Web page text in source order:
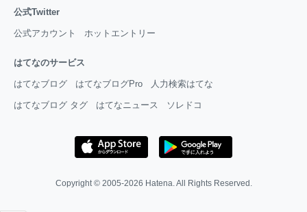
公式Twitter
公式アカウント ホットエントリー
はてなのサービス
はてなブログ はてなブログPro 人力検索はてな
はてなブログ タグ はてなニュース ソレドコ
Copyright © 2005-2026 Hatena. All Rights Reserved.